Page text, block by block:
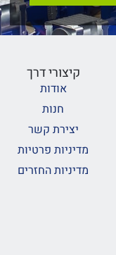
קיצורי דרך
אודות
חנות
יצירת קשר
מדיניות פרטיות
מדיניות החזרים